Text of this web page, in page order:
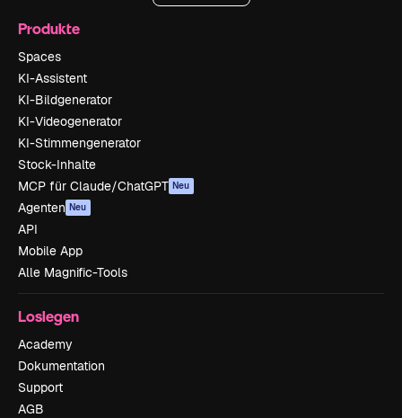
Produkte
Spaces
KI-Assistent
KI-Bildgenerator
KI-Videogenerator
KI-Stimmengenerator
Stock-Inhalte
MCP für Claude/ChatGPT Neu
Agenten Neu
API
Mobile App
Alle Magnific-Tools
Loslegen
Academy
Dokumentation
Support
AGB